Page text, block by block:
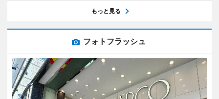
もっと見る
フォトフラッシュ